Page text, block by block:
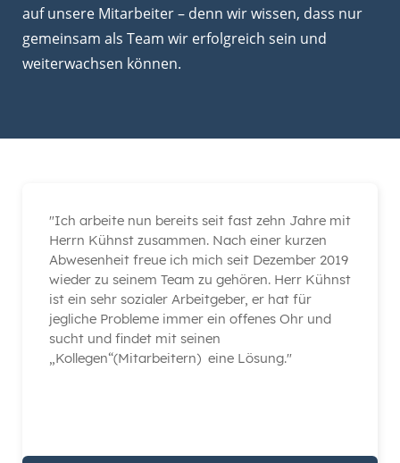
auf unsere Mitarbeiter – denn wir wissen, dass nur
gemeinsam als Team wir erfolgreich sein und
weiterwachsen können.
"Ich arbeite nun bereits seit fast zehn Jahre mit
Herrn Kühnst zusammen. Nach einer kurzen
Abwesenheit freue ich mich seit Dezember 2019
wieder zu seinem Team zu gehören. Herr Kühnst
ist ein sehr sozialer Arbeitgeber, er hat für
jegliche Probleme immer ein offenes Ohr und
sucht und findet mit seinen
„Kollegen“(Mitarbeitern) eine Lösung."